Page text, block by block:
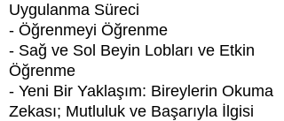
Uygulanma Süreci
- Öğrenmeyi Öğrenme
- Sağ ve Sol Beyin Lobları ve Etkin
Öğrenme
- Yeni Bir Yaklaşım: Bireylerin Okuma
Zekası; Mutluluk ve Başarıyla İlgisi